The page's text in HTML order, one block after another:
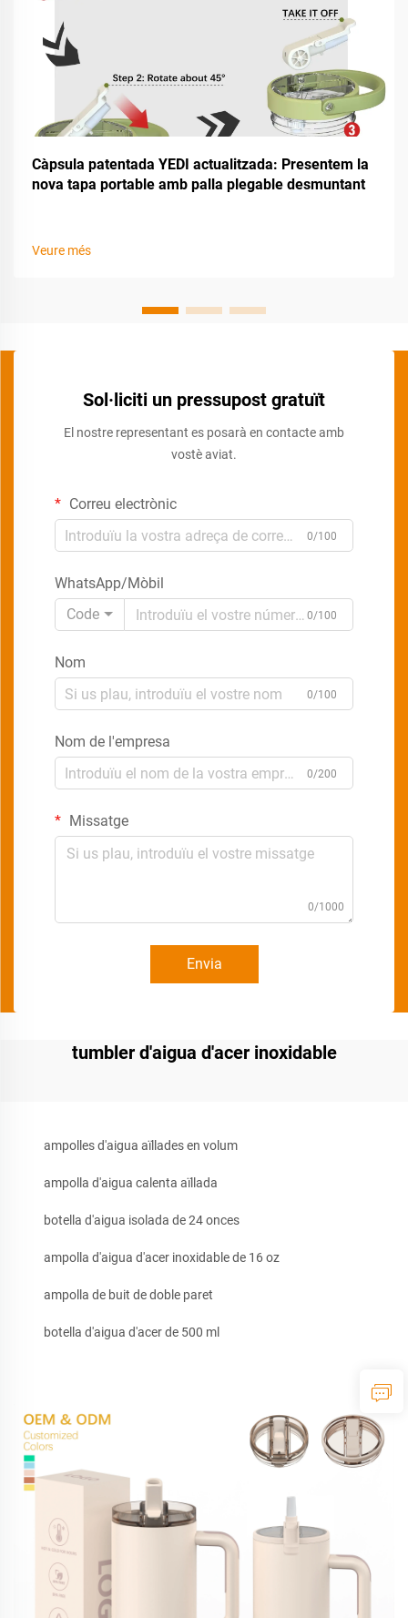
Càpsula patentada YEDI actualitzada: Presentem la
nova tapa portable amb palla plegable desmuntant
Veure més
Sol·liciti un pressupost gratuït
El nostre representant es posarà en contacte amb
vostè aviat.
Correu electrònic
0/100
WhatsApp/Mòbil
Code
0/100
Nom
0/100
Nom de l'empresa
0/200
Missatge
0/1000
Envia
tumbler d'aigua d'acer inoxidable
ampolles d'aigua aïllades en volum
ampolla d'aigua calenta aïllada
botella d'aigua isolada de 24 onces
ampolla d'aigua d'acer inoxidable de 16 oz
ampolla de buit de doble paret
botella d'aigua d'acer de 500 ml